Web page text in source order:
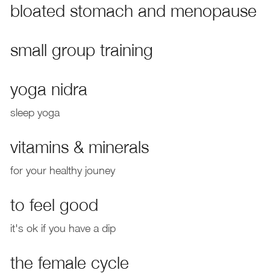
bloated stomach and menopause
small group training
yoga nidra
sleep yoga
vitamins & minerals
for your healthy jouney
to feel good
it's ok if you have a dip
the female cycle